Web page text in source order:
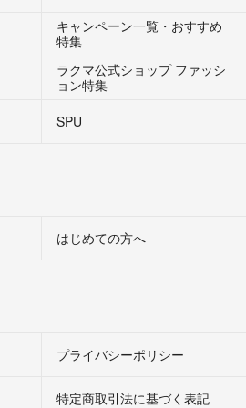
キャンペーン一覧・おすすめ
特集
ラクマ公式ショップ ファッシ
ョン特集
SPU
はじめての方へ
プライバシーポリシー
特定商取引法に基づく表記